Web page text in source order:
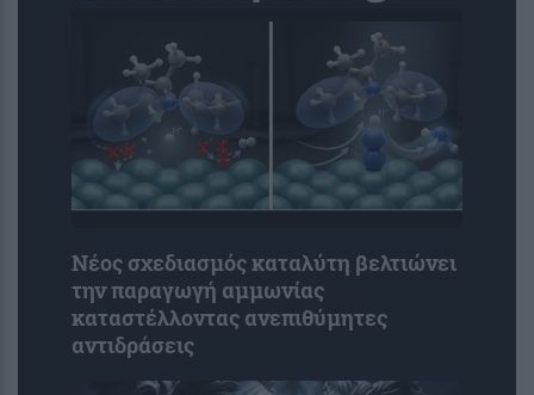
Νέος σχεδιασμός καταλύτη βελτιώνει
την παραγωγή αμμωνίας
καταστέλλοντας ανεπιθύμητες
αντιδράσεις